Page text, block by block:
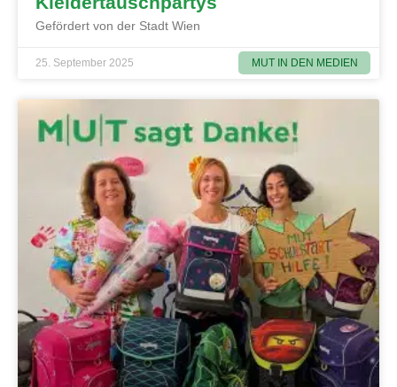
MUT IN DEN MEDIEN
Gefördert von der Stadt Wien
25. September 2025